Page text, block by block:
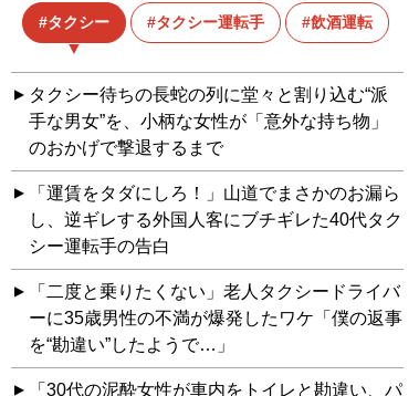
タクシー タクシー運転手 飲酒運転
タクシー待ちの長蛇の列に堂々と割り込む“派
手な男女”を、小柄な女性が「意外な持ち物」
のおかげで撃退するまで
「運賃をタダにしろ！」山道でまさかのお漏ら
し、逆ギレする外国人客にブチギレた40代タク
シー運転手の告白
「二度と乗りたくない」老人タクシードライバ
ーに35歳男性の不満が爆発したワケ「僕の返事
を“勘違い”したようで…」
「30代の泥酔女性が車内をトイレと勘違い、パ